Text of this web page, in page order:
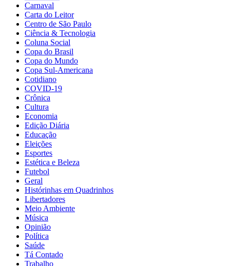
Carnaval
Carta do Leitor
Centro de São Paulo
Ciência & Tecnologia
Coluna Social
Copa do Brasil
Copa do Mundo
Copa Sul-Americana
Cotidiano
COVID-19
Crônica
Cultura
Economia
Edição Diária
Educação
Eleições
Esportes
Estética e Beleza
Futebol
Geral
Histórinhas em Quadrinhos
Libertadores
Meio Ambiente
Música
Opinião
Política
Saúde
Tá Contado
Trabalho